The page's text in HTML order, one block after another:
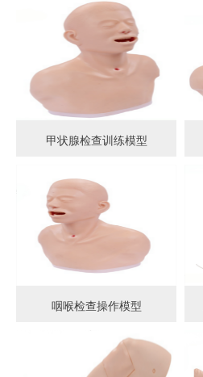
甲状腺检查训练模型
咽喉检查操作模型